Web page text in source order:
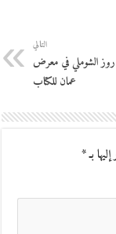
التالي
روز الشوملي في معرض
عمان للكتاب
بـ*